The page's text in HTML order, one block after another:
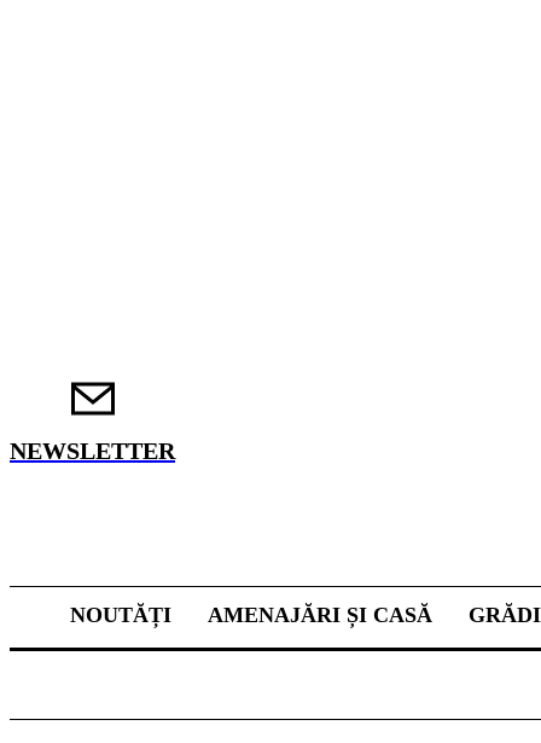
NEWSLETTER
NOUTĂȚI AMENAJĂRI ȘI CASĂ